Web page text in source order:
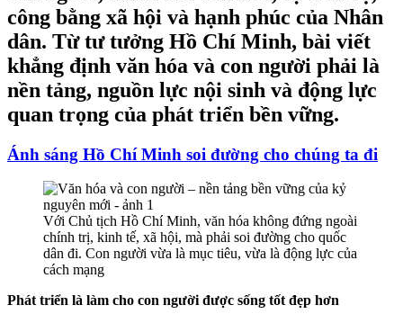
công bằng xã hội và hạnh phúc của Nhân
dân. Từ tư tưởng Hồ Chí Minh, bài viết
khẳng định văn hóa và con người phải là
nền tảng, nguồn lực nội sinh và động lực
quan trọng của phát triển bền vững.
Ánh sáng Hồ Chí Minh soi đường cho chúng ta đi
Với Chủ tịch Hồ Chí Minh, văn hóa không đứng ngoài
chính trị, kinh tế, xã hội, mà phải soi đường cho quốc
dân đi. Con người vừa là mục tiêu, vừa là động lực của
cách mạng
Phát triển là làm cho con người được sống tốt đẹp hơn